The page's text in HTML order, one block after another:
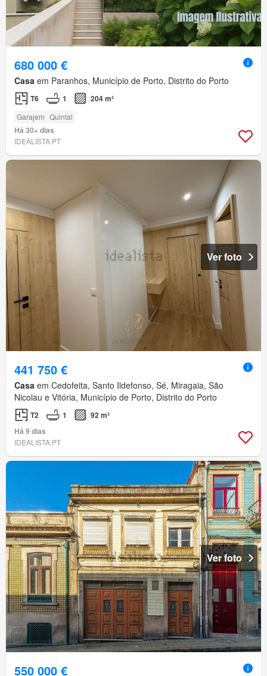
680 000 €
Casa em Paranhos, Município de Porto, Distrito do Porto
T6 1 204 m²
Garajem Quintal
Há 30+ dias
IDEALISTA.PT
Ver foto
441 750 €
Casa em Cedofeita, Santo Ildefonso, Sé, Miragaia, São
Nicolau e Vitória, Município de Porto, Distrito do Porto
T2 1
92 m²
Há 9 dias
IDEALISTA.PT
Ver foto
550 000 €